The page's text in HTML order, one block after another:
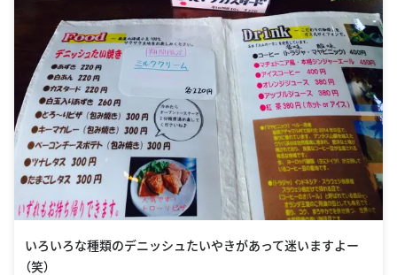
いろいろな種類のデニッシュたいやきがあって迷いますよー
（笑）